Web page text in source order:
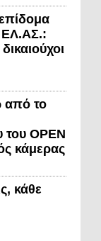
ΕΛ.ΑΣ.:
από το
OPEN
κάμερας
κάθε